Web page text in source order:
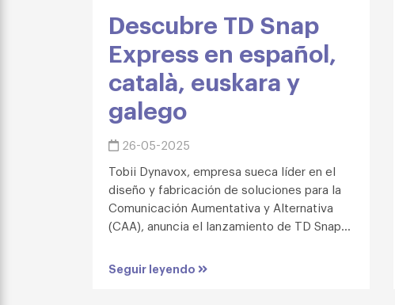
Descubre TD Snap
Express en español,
català, euskara y
galego
26-05-2025
Tobii Dynavox, empresa sueca líder en el
diseño y fabricación de soluciones para la
Comunicación Aumentativa y Alternativa
(CAA), anuncia el lanzamiento de TD Snap...
Seguir leyendo